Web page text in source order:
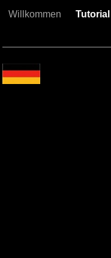
Willkommen Tutorial